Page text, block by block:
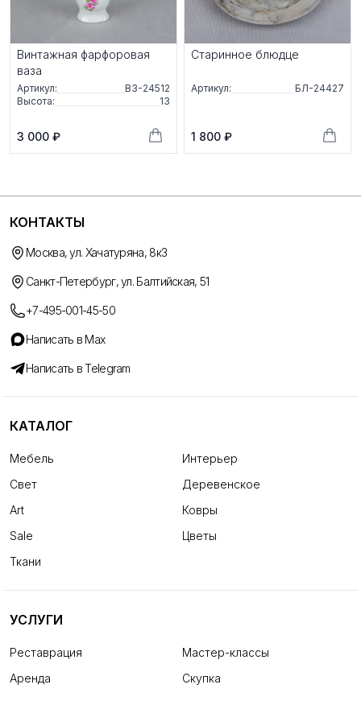
Винтажная фарфоровая
ваза
Артикул:
ВЗ-24512
Высота:
13
3 000 ₽
Старинное блюдце
Артикул: БЛ-24427
1 800 ₽
КОНТАКТЫ
Москва, ул. Хачатуряна, 8к3
Санкт-Петербург, ул. Балтийская, 51
+7-495-001-45-50
Написать в Max
Написать в Telegram
КАТАЛОГ
Мебель
Интерьер
Свет
Деревенское
Art
Ковры
Sale
Цветы
Ткани
УСЛУГИ
Реставрация
Мастер-классы
Аренда
Скупка